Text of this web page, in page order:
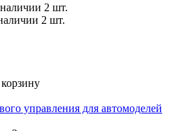
2 шт.
2 шт.
управления для автомоделей